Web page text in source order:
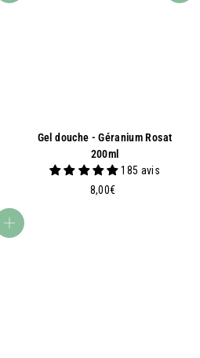
Gel douche - Géranium Rosat
200ml
185 avis
8,00€8
Ajouter au panier